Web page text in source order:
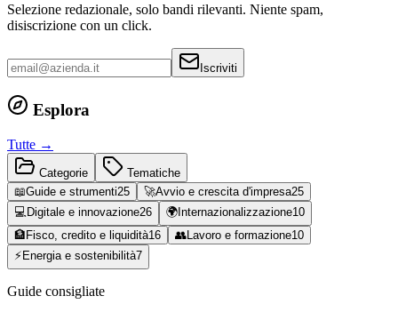
Selezione redazionale, solo bandi rilevanti. Niente spam,
disiscrizione con un click.
Iscriviti
Esplora
Tutte →
Categorie
Tematiche
📖Guide e strumenti25 🚀Avvio e crescita d'impresa25
💻 Digitale e innovazione26 🌍 Internazionalizzazione10
🏦 Fisco, credito e liquidità16 👥 Lavoro e formazione10
⚡ Energia e sostenibilità7
Guide consigliate